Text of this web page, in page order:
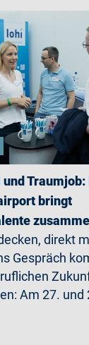
Traumjob:
bringt
direkt
Gespräch
Am 27. und